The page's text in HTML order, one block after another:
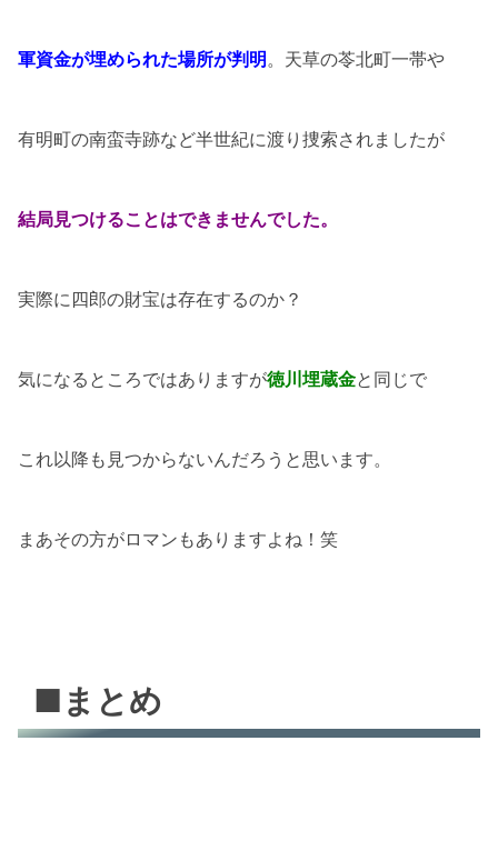
軍資金が埋められた場所が判明。天草の苓北町一帯や
有明町の南蛮寺跡など半世紀に渡り捜索されましたが
結局見つけることはできませんでした。
実際に四郎の財宝は存在するのか？
気になるところではありますが徳川埋蔵金と同じで
これ以降も見つからないんだろうと思います。
まあその方がロマンもありますよね！笑
■まとめ